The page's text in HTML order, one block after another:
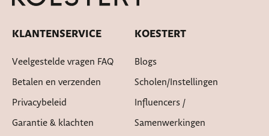
KLANTENSERVICE
Veelgestelde vragen FAQ
Betalen en verzenden
Privacybeleid
Garantie & klachten
KOESTERT
Blogs
Scholen/instellingen
Influencers /
Samenwerkingen